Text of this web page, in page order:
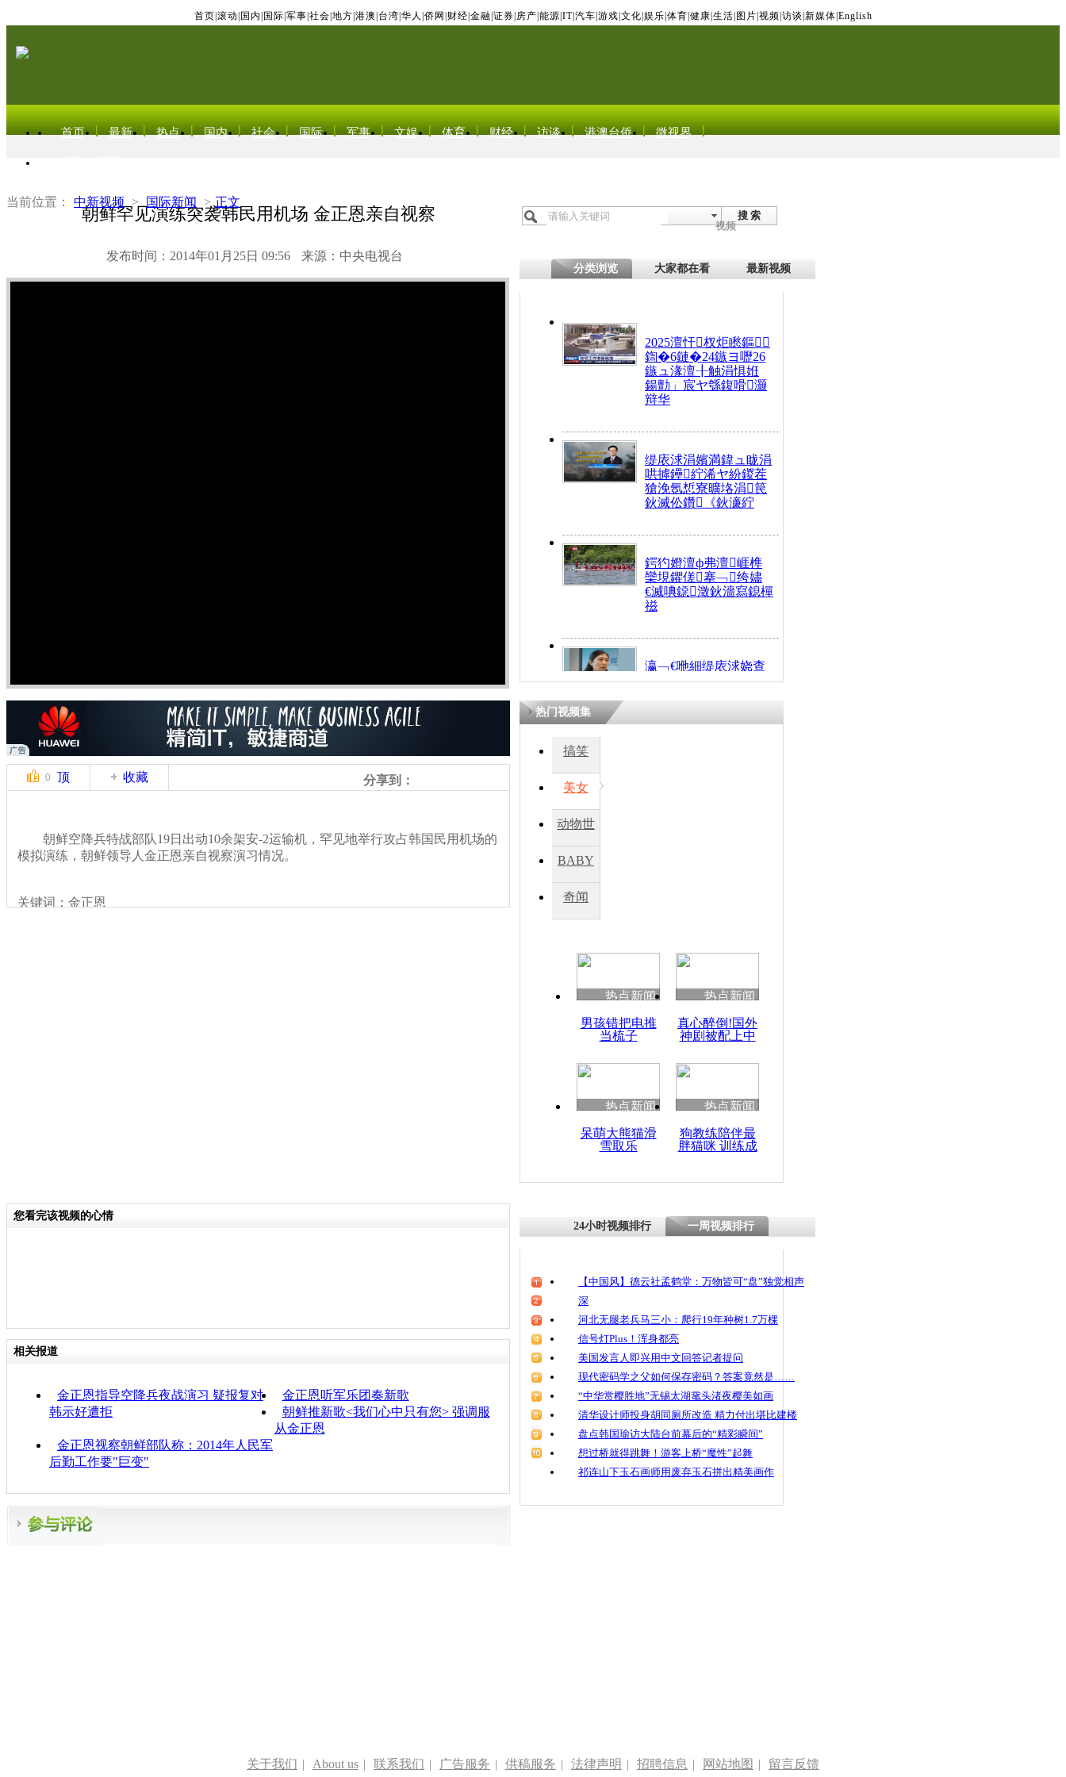
首页 滚动 国内 国际 军事 社会 地方 港澳 台湾 华人 侨网 财经 金融 证券 房产 能源 IT| 汽车 游戏 文化 娱乐 体育 健康 生活 图片 视频 访谈 新媒体 English
首页 最新 热点 国内 社会 国际 军事 文娱 体育 财经 访谈 港澳台侨 微视界
当前位置： 中新视频 > 国际新闻 > 正文
朝鲜罕见演练突袭韩民用机场 金正恩亲自视察
发布时间：2014年01月25日 09:56 来源：中央电视台
搜 索
视频
分类浏览 大家都在看 最新视频
2025澶忓杈炬矁鏂
鍧�6鏈�24鏃ヨ嚦26
鏃ュ湪澶╂触涓惧姙
鍚勯」宸ヤ綔鍑嗗灏
辩华
缇庡浗涓嬪満鍏ュ眬涓
哄摢鑸紵浠ヤ紛鍐茬
獊浼氬惁寮曠垎涓笢
鈥滅伀鑽《鈥濓紵
鍔犳嬁澶ф弗澶崕榫
欒垷鑺傞搴﹁绔嬧
€滅唺鐚澂鈥濇寫鎴樿
禌
瀛﹁€咃細缇庡浗娆查
€间笢鍗椾簹涓庝腑鍥
熷悎浣� 涓ㄥ浗闄呰
0 顶 收藏 分享到：
朝鲜空降兵特战部队19日出动10余架安-2运输机，罕见地举行攻占韩国民用机场的
模拟演练，朝鲜领导人金正恩亲自视察演习情况。
关键词：金正恩
热门视频集
搞笑
美女
动物世
BABY
秀
奇闻
热点新闻
男孩错把电推
当梳子
热点新闻
真心醉倒!国外
神剧被配上中
热点新闻
呆萌大熊猫滑
雪取乐
热点新闻
狗教练陪伴最
胖猫咪 训练成
您看完该视频的心情
相关报道
金正恩指导空降兵夜战演习 疑报复对
韩示好遭拒
金正恩听军乐团奏新歌
朝鲜推新歌<我们心中只有您> 强调服
从金正恩
金正恩视察朝鲜部队称：2014年人民军
后勤工作要"巨变"
24小时视频排行 一周视频排行
【中国风】德云社孟鹤堂：万物皆可“盘”独觉相声
深
河北无腿老兵马三小：爬行19年种树1.7万棵
信号灯Plus！浑身都亮
美国发言人即兴用中文回答记者提问
现代密码学之父如何保存密码？答案竟然是……
“中华赏樱胜地”无锡太湖鼋头渚夜樱美如画
清华设计师投身胡同厕所改造 精力付出堪比建楼
盘点韩国瑜访大陆台前幕后的“精彩瞬间”
想过桥就得跳舞！游客上桥“魔性”起舞
祁连山下玉石画师用废弃玉石拼出精美画作
关于我们 | About us | 联系我们 | 广告服务 | 供稿服务 | 法律声明 | 招聘信息 | 网站地图 | 留言反馈